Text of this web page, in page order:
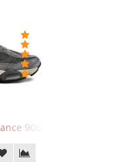
9060 x Joe